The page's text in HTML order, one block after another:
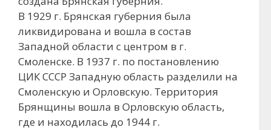
В 1929 г. Брянская губерния была
ликвидирована и вошла в состав
Западной области с центром в г.
Смоленске. В 1937 г. по постановлению
ЦИК СССР Западную область разделили на
Смоленскую и Орловскую. Территория
Брянщины вошла в Орловскую область,
где и находилась до 1944 г.